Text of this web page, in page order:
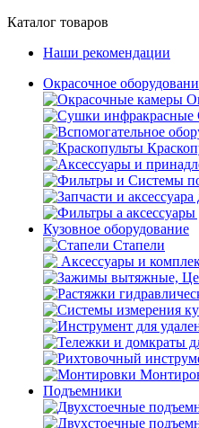
Каталог товаров
Наши рекомендации
Окрасочное
Кузовное оборудование
Стапели
Подъемники